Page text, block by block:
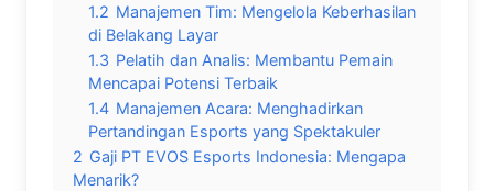
1.2 Manajemen Tim: Mengelola Keberhasilan
di Belakang Layar
1.3 Pelatih dan Analis: Membantu Pemain
Mencapai Potensi Terbaik
1.4 Manajemen Acara: Menghadirkan
Pertandingan Esports yang Spektakuler
2 Gaji PT EVOS Esports Indonesia: Mengapa
Menarik?